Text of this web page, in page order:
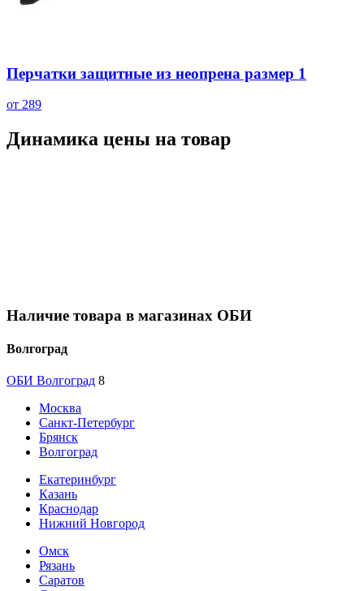
Перчатки защитные из неопрена размер 1
от 289
Динамика цены на товар
Наличие товара в магазинах ОБИ
Волгоград
ОБИ Волгоград 8
Москва
Санкт-Петербург
Брянск
Волгоград
Екатеринбург
Казань
Краснодар
Нижний Новгород
Омск
Рязань
Саратов